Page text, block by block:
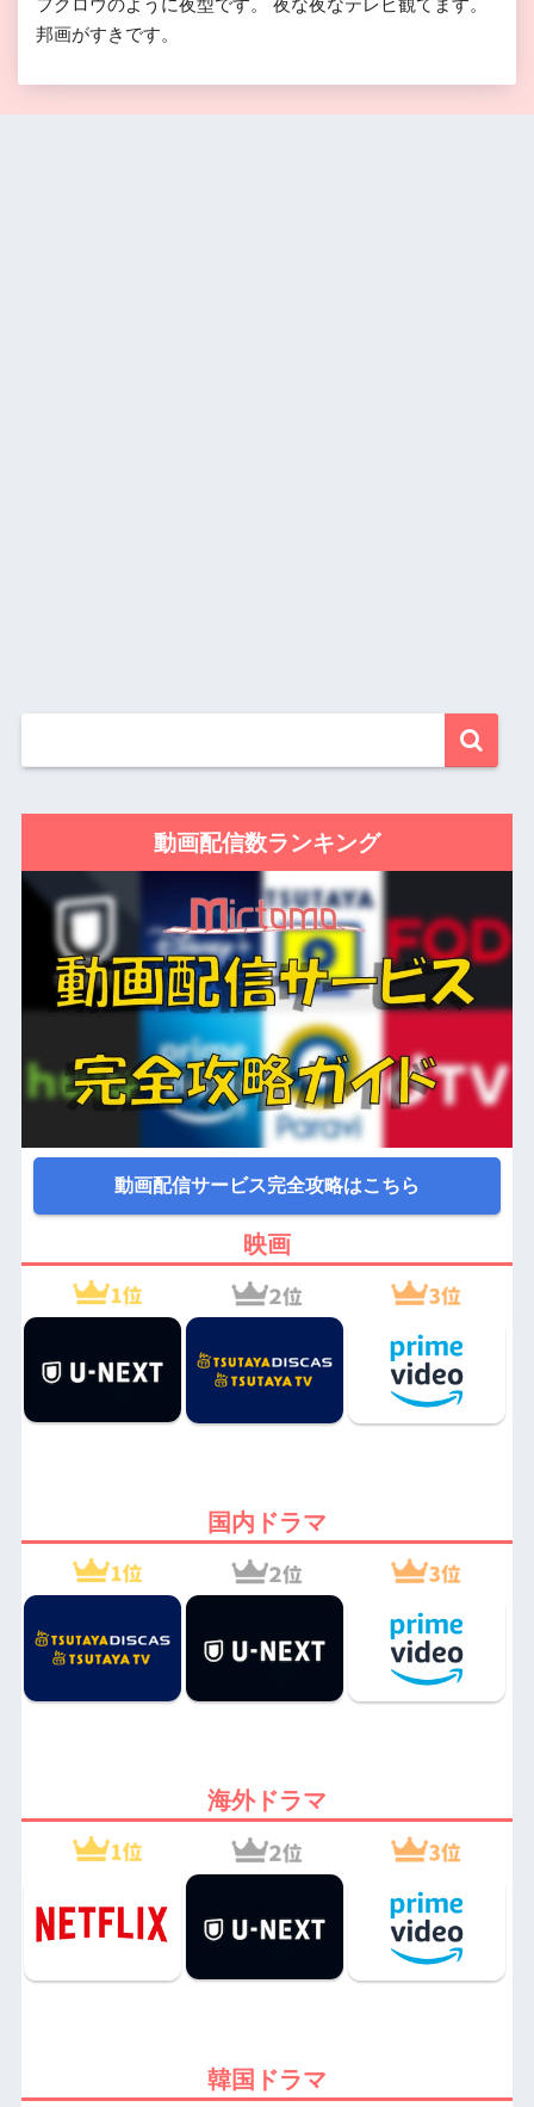
フクロウのように夜型です。 夜な夜なテレビ観てます。
邦画がすきです。
動画配信数ランキング
動画配信サービス完全攻略はこちら
映画
国内ドラマ
海外ドラマ
韓国ドラマ